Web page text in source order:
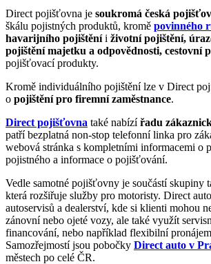
Direct pojišťovna je soukromá česká
škálu pojistných produktů, kromě povinného
havarijního pojištěníi životní pojištění,
pojištění majetku a odpovědnosti, cestovní
pojišťovací produkty.
Kromě individuálního pojištění lze v Direct
o pojištění pro firemní zaměstnance.
Direct pojišťovna také nabízířadu
patří bezplatná non-stop telefonní linka pro
webová stránka s kompletními informacemi o
pojistného a informace o pojišťování.
Vedle samotné pojišťovny je součástí skupiny
která rozšiřuje služby pro motoristy. Direct
autoservisů a dealerství, kde si klienti mohou
zánovní nebo ojeté vozy, ale také využít
financování, nebo například flexibilní
Samozřejmostí jsou pobočky Direct auto v
městech po celé ČR.